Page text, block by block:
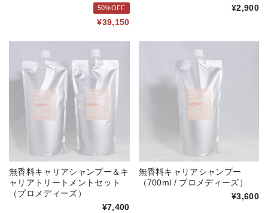
50%OFF
¥39,150
¥2,900
無香料キャリアシャンプー＆キ
ャリアトリートメントセット
（プロメディーズ）
¥7,400
無香料キャリアシャンプー
（700ml / プロメディーズ）
¥3,600